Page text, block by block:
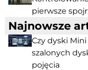
pierwsze
Najnowsze
Czy dyski Mini
szalonych
pojęcia